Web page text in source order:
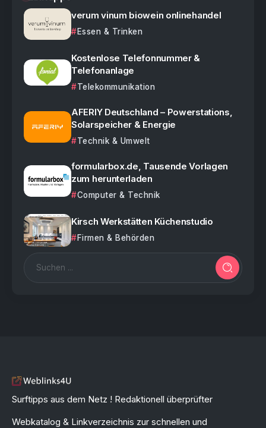
verum vinum biowein onlinehandel
Essen & Trinken
Kostenlose Telefonnummer &
Telefonanlage
Telekommunikation
AFERIY Deutschland – Powerstations,
Solarspeicher & Energie
Technik & Umwelt
formularbox.de, Tausende Vorlagen
zum herunterladen
Computer & Technik
Kirsch Werkstätten Küchenstudio
Firmen & Behörden
Surftipps aus dem Netz ! Redaktionell überprüfter
Webkatalog & Linkverzeichnis zur schnellen und